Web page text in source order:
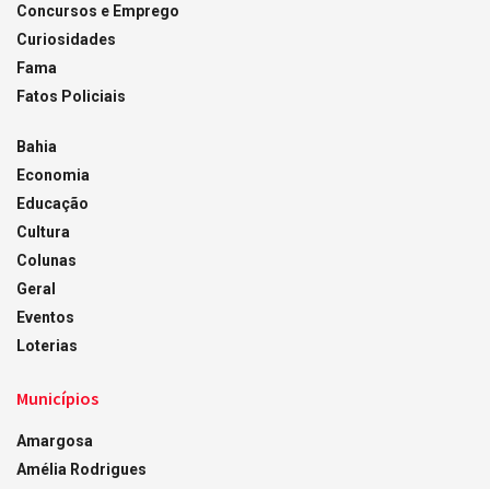
Concursos e Emprego
Curiosidades
Fama
Fatos Policiais
Bahia
Economia
Educação
Cultura
Colunas
Geral
Eventos
Loterias
Municípios
Amargosa
Amélia Rodrigues